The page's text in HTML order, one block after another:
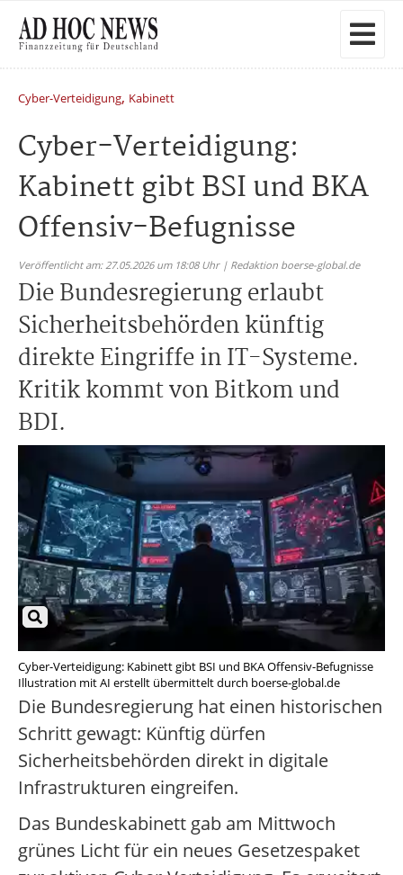
Cyber-Verteidigung, Kabinett
Cyber-Verteidigung:
Kabinett gibt BSI und BKA
Offensiv-Befugnisse
Veröffentlicht am: 27.05.2026 um 18:08 Uhr | Redaktion boerse-global.de
Die Bundesregierung erlaubt
Sicherheitsbehörden künftig
direkte Eingriffe in IT-Systeme.
Kritik kommt von Bitkom und
BDI.
Cyber-Verteidigung: Kabinett gibt BSI und BKA Offensiv-Befugnisse
Illustration mit AI erstellt übermittelt durch boerse-global.de
Die Bundesregierung hat einen historischen
Schritt gewagt: Künftig dürfen
Sicherheitsbehörden direkt in digitale
Infrastrukturen eingreifen.
Das Bundeskabinett gab am Mittwoch
grünes Licht für ein neues Gesetzespaket